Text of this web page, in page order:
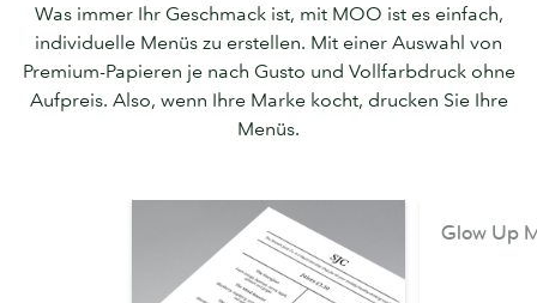
Was immer Ihr Geschmack ist, mit MOO ist es einfach,
individuelle Menüs zu erstellen. Mit einer Auswahl von
Premium-Papieren je nach Gusto und Vollfarbdruck ohne
Aufpreis. Also, wenn Ihre Marke kocht, drucken Sie Ihre
Menüs.
UpGlow Up